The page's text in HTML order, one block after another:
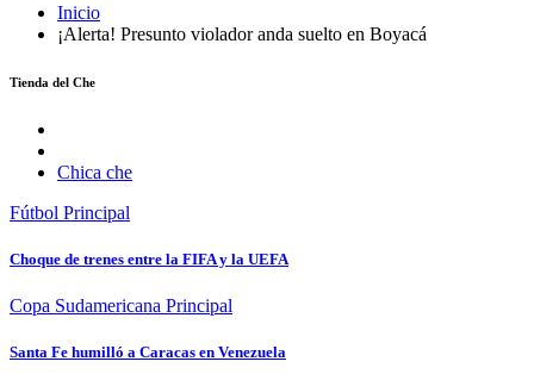
Inicio
¡Alerta! Presunto violador anda suelto en Boyacá
Tienda del Che
Chica che
Fútbol Principal
Choque de trenes entre la FIFA y la UEFA
Copa Sudamericana Principal
Santa Fe humilló a Caracas en Venezuela